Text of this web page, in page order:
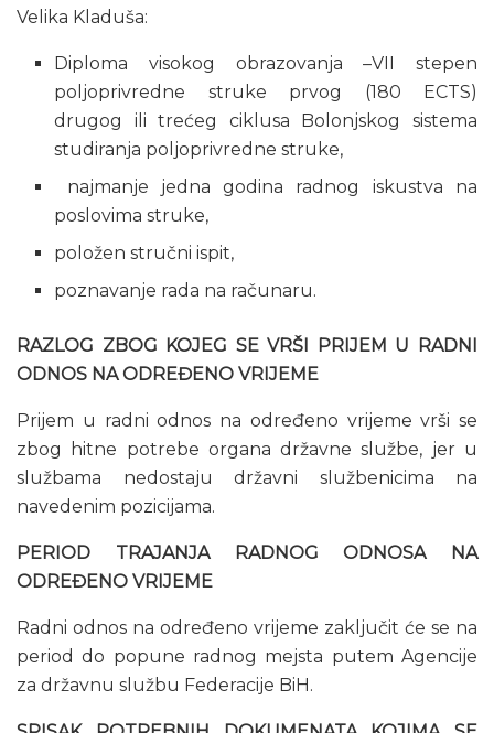
Velika Kladuša:
Diploma visokog obrazovanja –VII stepen
poljoprivredne struke prvog (180 ECTS)
drugog ili trećeg ciklusa Bolonjskog sistema
studiranja poljoprivredne struke,
najmanje jedna godina radnog iskustva na
poslovima struke,
položen stručni ispit,
poznavanje rada na računaru.
RAZLOG ZBOG KOJEG SE VRŠI PRIJEM U RADNI
ODNOS NA ODREĐENO VRIJEME
Prijem u radni odnos na određeno vrijeme vrši se
zbog hitne potrebe organa državne službe, jer u
službama nedostaju državni službenicima na
navedenim pozicijama.
PERIOD TRAJANJA RADNOG ODNOSA NA
ODREĐENO VRIJEME
Radni odnos na određeno vrijeme zaključit će se na
period do popune radnog mejsta putem Agencije
za državnu službu Federacije BiH.